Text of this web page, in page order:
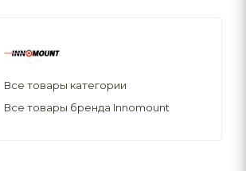
Все товары категории
Все товары бренда Innomount